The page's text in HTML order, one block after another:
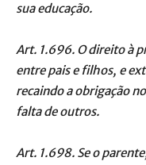
sua educação.
Art. 1.696. O direito à
entre pais e filhos, e
recaindo a obrigação
falta de outros.
Art. 1.698. Se o